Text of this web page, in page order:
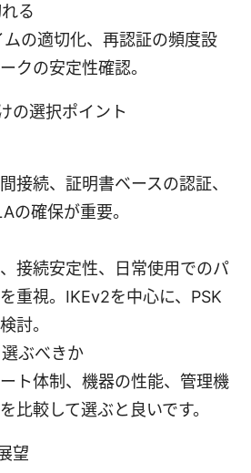
る
ムの適切化、再認証の頻度設
クの安定性確認。
の選択ポイント
接続、証明書ベースの認証、
の確保が重要。
接続安定性、日常使用でのパ
重視。IKEv2を中心に、PSK
討。
ぶべきか
ト体制、機器の性能、管理機
比較して選ぶと良いです。
望